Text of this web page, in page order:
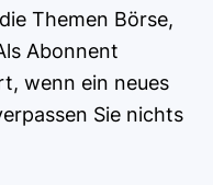
Themen Börse,
Abonnent
wenn ein neues
Sie nichts